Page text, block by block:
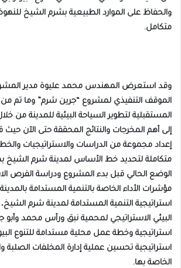
والحفاظ على الموارد الطبيعية بشرم الشيخ
متكامل.
وقد استعرض المهندس محمد عليوة مدير
الموقف التنفيذي لمشروع “جرين شرم” وما تم
المستقبلية لتطوير السياحة البيئية للمدينة من
إلى أهم المخرجات والنتائج المحققة حتى الآن
إعداد مجموعة من الدراسات والاستراتيجيات
متكاملة لتحديد خط الأساس لمدينة شرم الشيخ
الوضع الحالي قبل بدء المشروع ودراسة الفرص
مؤشرات الأداء الخاصة بالتنمية المستدامة
استراتيجية التنمية المستدامة لمدينة شرم الشيخ،
البيئي الاستراتيجي لمحمية نبق ورأس محمد وأبو
استراتيجية وخطة عمل محلية مستدامة للتنوع
استراتيجية تحسين عملية إدارة المخلفات الصلبة
الخاصة بها.